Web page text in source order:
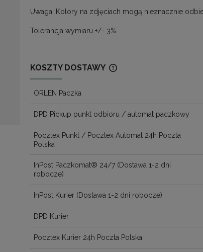
Uwaga! Kolory na zdjęciach mogą nieznacznie
Tolerancja wymiaru +/- 3%
KOSZTY DOSTAWY
CENA NIE ZAWIERA
ORLEN Paczka
DPD Pickup punkt odbioru / automat paczkowy
Pocztex Punkt / Pocztex Automat 24h Poczta
Polska
InPost Paczkomat® 24/7 (Dostawa 1-2 dni
robocze)
InPost Kurier (Dostawa 1-2 dni robocze)
DPD Kurier
Pocztex Kurier 24h Poczta Polska